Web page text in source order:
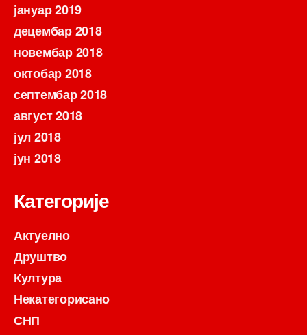
јануар 2019
децембар 2018
новембар 2018
октобар 2018
септембар 2018
август 2018
јул 2018
јун 2018
Категорије
Актуелно
Друштво
Култура
Некатегорисано
СНП